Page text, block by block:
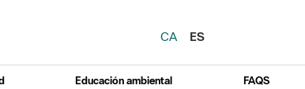
CA
ES
Educación ambiental FAQS